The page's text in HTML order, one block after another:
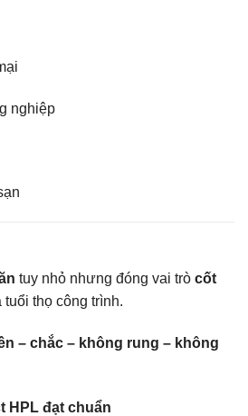
nghiệp
tuy nhỏ nhưng đóng vai trò cốt
thọ công trình.
– chắc – không rung – không
HPL đạt chuẩn